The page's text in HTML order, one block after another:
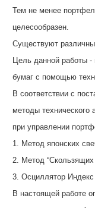
Тем не менее
целесообразен.
Существуют
Цель данной работы
бумаг с помощью
В соответствии с
методы
при управлении
1. Метод японских
2. Метод “Скользящих
3. Осциллятор
В настоящей работе